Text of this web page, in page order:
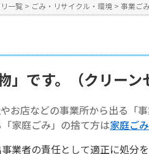
一覧 > ごみ・リサイクル・環境 > 事業ご
」です。（クリー
お店などの事業所から出る「
家庭ごみ」の捨て方は家庭ご
業者の責任として適正に処分